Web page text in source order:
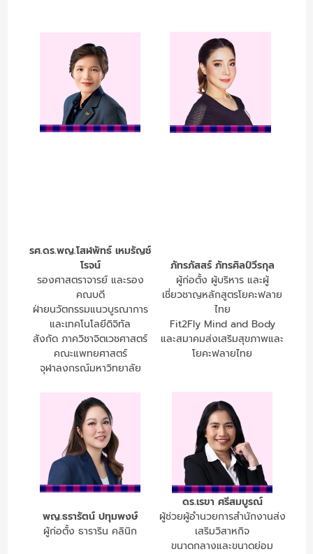
รศ.ดร.พญ.โสฬพัทธ์ เหมรัญช์
โรจน์
รองศาสตราจารย์ และรอง
คณบดี
ฝ่ายนวัตกรรมแนวบูรณาการ
และเทคโนโลยีดิจิทัล
สังกัด ภาควิชาจิตเวชศาสตร์
คณะแพทยศาสตร์
จุฬาลงกรณ์มหาวิทยาลัย
ภัทรภัสสร์ ภัทรศิลป์วีรกุล
ผู้ก่อตั้ง ผู้บริหาร และผู้
เชี่ยวชาญหลักสูตรโยคะฟลาย
ไทย
Fit2Fly Mind and Body
และสมาคมส่งเสริมสุขภาพและ
โยคะฟลายไทย
พญ.ธรารัตน์ ปทุมพงษ์
ผู้ก่อตั้ง ธาราริน คลินิก
ดร.เรขา ศรีสมบูรณ์
ผู้ช่วยผู้อำนวยการสำนักงานส่ง
เสริมวิสาหกิจ
ขนาดกลางและขนาดย่อม